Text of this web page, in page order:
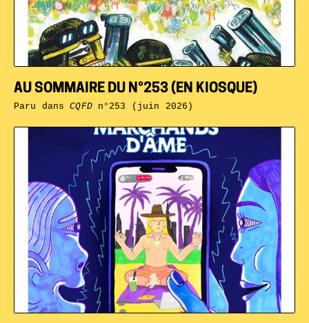
AU SOMMAIRE DU N°253 (EN KIOSQUE)
Paru dansCQFDn°253 (juin 2026)